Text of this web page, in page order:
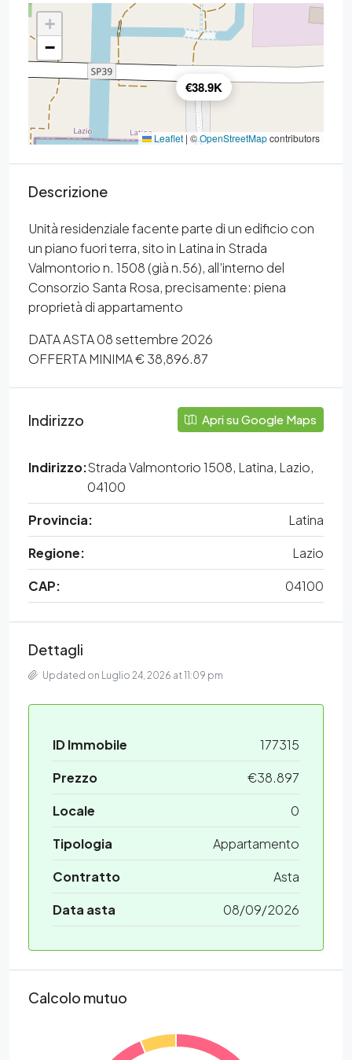
€38.9K
+
−
Leaflet | ©OpenStreetMapcontributors
Descrizione
Unità residenziale facente parte di un edificio con
un piano fuori terra, sito in Latina in Strada
Valmontorio n. 1508 (già n.56), all’interno del
Consorzio Santa Rosa, precisamente: piena
proprietà di appartamento
DATA ASTA 08 settembre 2026
OFFERTA MINIMA € 38,896.87
Indirizzo Apri su Google Maps
Indirizzo:Strada Valmontorio 1508, Latina, Lazio,
04100
Provincia:
Latina
Regione:
Lazio
CAP:
04100
Dettagli
Updated on Luglio 24, 2026 at 11:09 pm
ID Immobile
177315
Prezzo
€38.897
Locale
0
Tipologia
Appartamento
Contratto
Asta
Data asta
08/09/2026
Calcolo mutuo